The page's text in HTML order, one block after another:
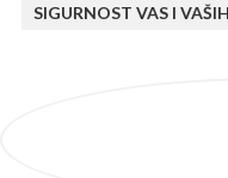
SIGURNOST VAS I